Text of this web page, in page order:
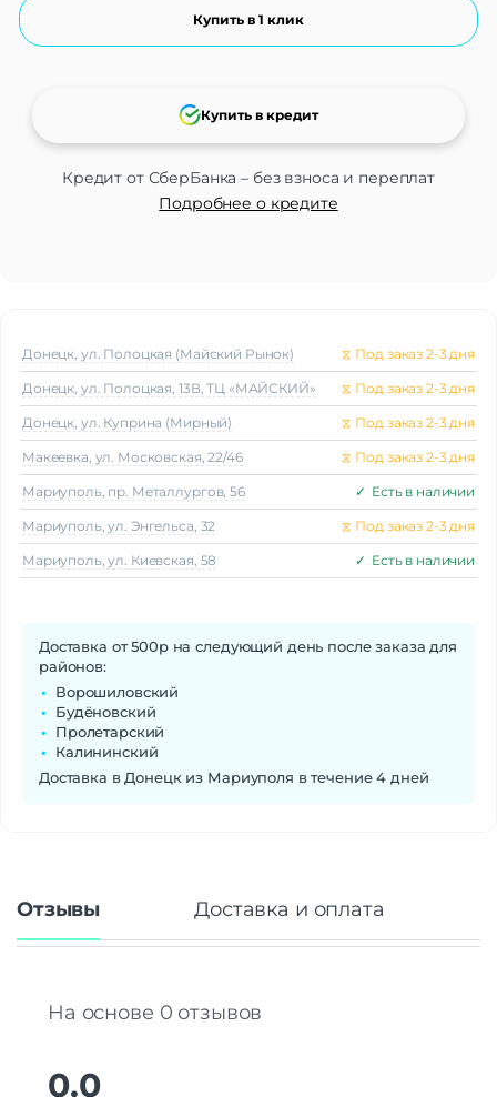
Купить в 1 клик
Кредит от СберБанка – без взноса и переплат
Подробнее о кредите
Купить в кредит
Донецк, ул. Полоцкая (Майский Рынок) ⧖ Под заказ 2-3 дня
Донецк, ул. Полоцкая, 13В, ТЦ «МАЙСКИЙ» ⧖ Под заказ 2-3 дня
Донецк, ул. Куприна (Мирный) ⧖ Под заказ 2-3 дня
Макеeвка, ул. Московская, 22/46 ⧖ Под заказ 2-3 дня
Мариуполь, пр. Металлургов, 56 ✓ Есть в наличии
Мариуполь, ул. Энгельса, 32 ⧖ Под заказ 2-3 дня
Мариуполь, ул. Киевская, 58 ✓ Есть в наличии
Доставка от 500р на следующий день после заказа для
районов:
Ворошиловский
Будёновский
Пролетарский
Калининский
Доставка в Донецк из Мариуполя в течение 4 дней
Отзывы Доставка и оплата
На основе 0 отзывов
0.0